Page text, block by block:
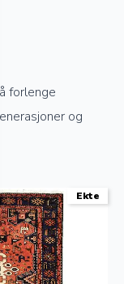
forlenge
og
Ekte